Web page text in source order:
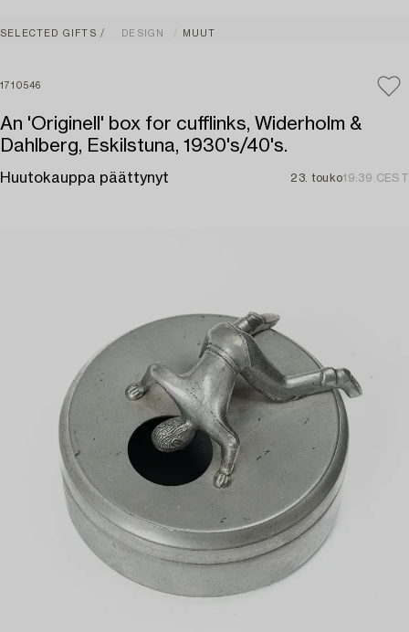
SELECTED GIFTS DESIGN MUUT
1710546
An 'Originell' box for cufflinks, Widerholm &
Dahlberg, Eskilstuna, 1930's/40's.
Huutokauppa päättynyt 23. touko19:39 CEST